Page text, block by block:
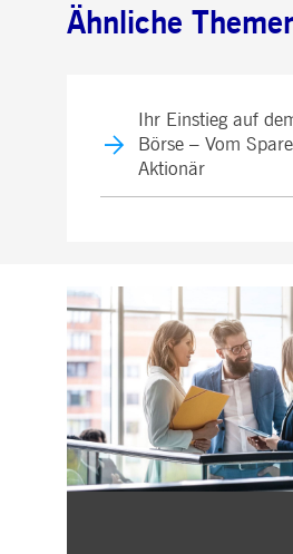
Ähnliche
Ihr Einstieg auf
Börse – Vom
Aktionär